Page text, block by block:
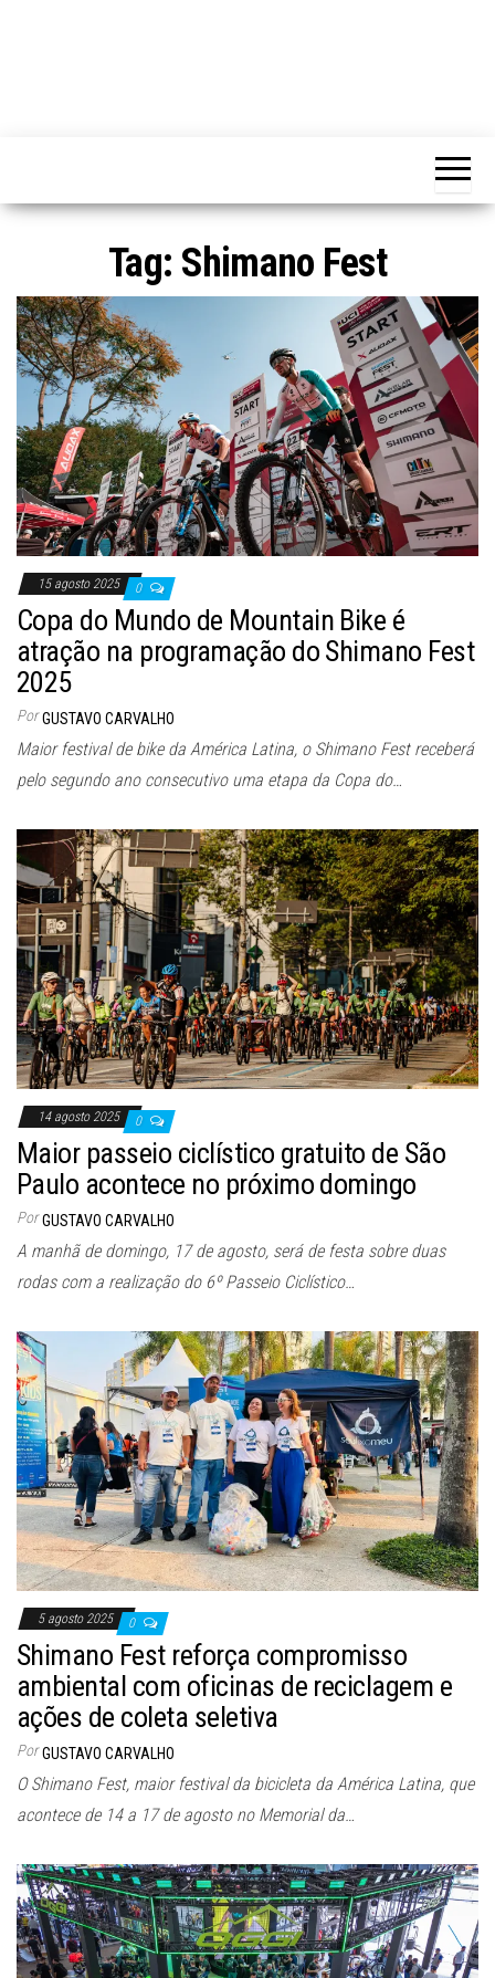
Tag: Shimano Fest
15 agosto 2025 0
Copa do Mundo de Mountain Bike é
atração na programação do Shimano Fest
2025
Por GUSTAVO CARVALHO
Maior festival de bike da América Latina, o Shimano Fest receberá
pelo segundo ano consecutivo uma etapa da Copa do…
14 agosto 2025 0
Maior passeio ciclístico gratuito de São
Paulo acontece no próximo domingo
Por GUSTAVO CARVALHO
A manhã de domingo, 17 de agosto, será de festa sobre duas
rodas com a realização do 6º Passeio Ciclístico…
5 agosto 2025 0
Shimano Fest reforça compromisso
ambiental com oficinas de reciclagem e
ações de coleta seletiva
Por GUSTAVO CARVALHO
O Shimano Fest, maior festival da bicicleta da América Latina, que
acontece de 14 a 17 de agosto no Memorial da…